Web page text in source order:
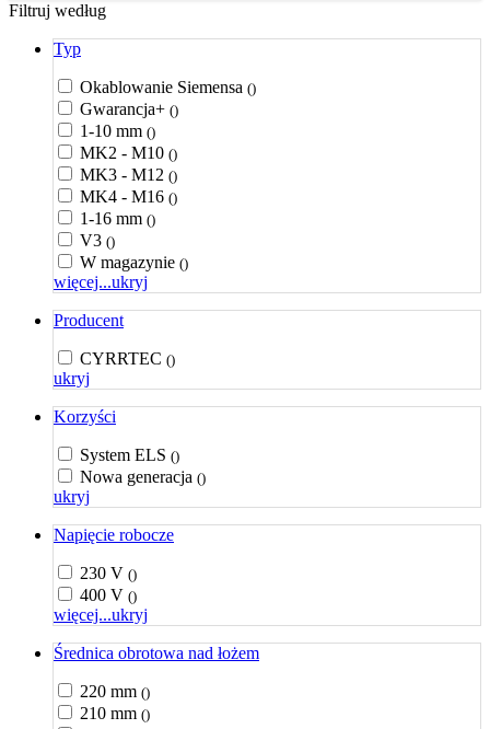
Filtruj według
Typ
Okablowanie Siemensa ()
Gwarancja+ ()
1-10 mm ()
MK2 - M10 ()
MK3 - M12 ()
MK4 - M16 ()
1-16 mm ()
V3 ()
W magazynie ()
więcej...ukryj
Producent
CYRRTEC ()
ukryj
Korzyści
System ELS ()
Nowa generacja ()
ukryj
Napięcie robocze
230 V ()
400 V ()
więcej...ukryj
Średnica obrotowa nad łożem
220 mm ()
210 mm ()